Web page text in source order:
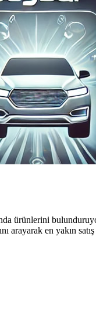
ürünlerini
en yakın